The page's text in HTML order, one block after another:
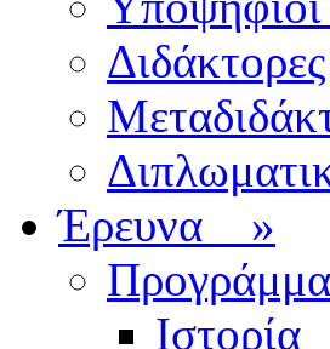
Διδάκτορες
Έρευνα »
Ιστορία